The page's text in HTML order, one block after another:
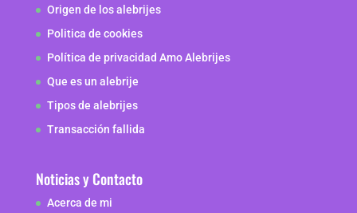
Origen de los alebrijes
Politica de cookies
Política de privacidad Amo Alebrijes
Que es un alebrije
Tipos de alebrijes
Transacción fallida
Noticias y Contacto
Acerca de mi